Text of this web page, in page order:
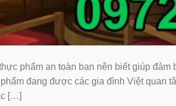
phẩm an toàn bạn nên biết giúp
đang được các gia đình Việt quan
[…]